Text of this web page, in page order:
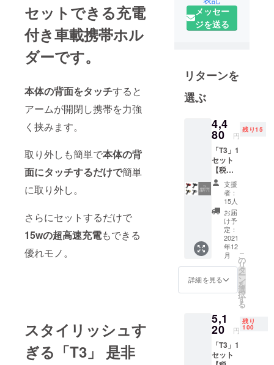
セットできる充電
付き車載携帯ホル
ダーです。
本体の背面をタッチすると
アームが開閉し携帯を力強
く挟みます。
取り外しも簡単で本体の背
面にタッチするだけで簡単
に取り外し。
さらにセットするだけで
15wの超高速充電もできる
優れモノ。
スタイリッシュす
ぎる「T3」 是非
特化した新
しいスター
は、家庭用
品、工家電
製品、面白
く便利を追
求するよう
に構成され
ています。
チームの目
標は、高品
利」「面白
い」「革新
的」をお客
様の手にを
モットーに
運営してお
ります。是
商品をその
手にお取り
ください。
メッセー
ジを送る
リターンを
選ぶ
4,4
80 円
残り15
「T3」1
セット
【税・
送料
込】 30
名様限
定価
格！
【一般
販売予
定価格
の6400
円から
30％オ
フ】 ※
デザイ
様は変
更にな
る可能
性もご
ざいま
支援
者：
15人
お届
け予
定：
2021
年12
月
詳細を見る
こ
の
リ
タ
ー
ン
を
選
択
す
る
5,1
20 円
残り
100
「T3」1
セット